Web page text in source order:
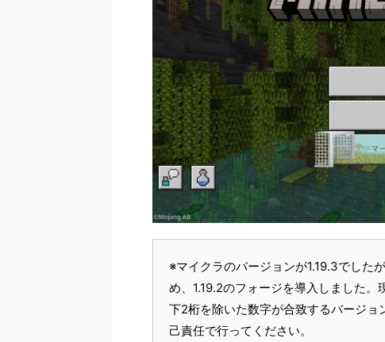
※マイクラのバージョンが1.19.3でした
め、1.19.2のフォージを導入しました。
下2桁を除いた数字が合致するバージ
己責任で行ってください。